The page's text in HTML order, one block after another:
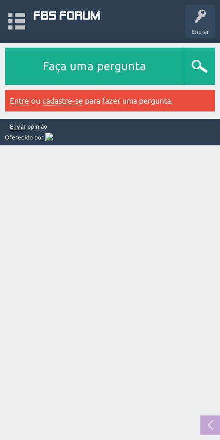
Entrar
FBS Forum
Faça uma pergunta
Entre ou cadastre-se para fazer uma pergunta.
Enviar opinião
Oferecido por